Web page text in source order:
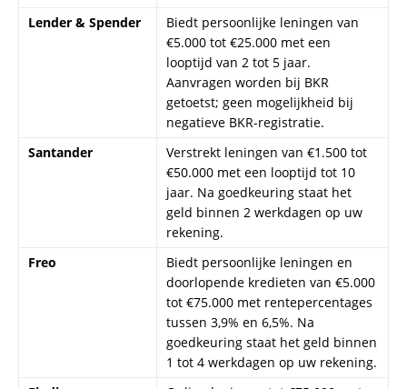
rentepercentages variërend van
4,6% tot 6,7%. Na akkoord
ontvangt u binnen 3 werkdagen
het geld op uw rekening.
Let op: Hoewel deze aanbieders snelle leningen verstrekken, is
het belangrijk de voorwaarden en kosten zorgvuldig te
overwegen voordat u een lening afsluit. Geld lenen kost geld.
Welke Soorten Leningen Zijn
Beschikbaar Voor Snel Geld Lenen?
Als je snel geld nodig hebt, zijn er verschillende soorten
leningen beschikbaar. Afhankelijk van jouw situatie en het
bedrag dat je wilt lenen, kun je kiezen uit meerdere opties,
mini lening snel,snelle lening, of eenlening van
. Hieronder bespreken we de meest voorkomende
per direct geld lenen